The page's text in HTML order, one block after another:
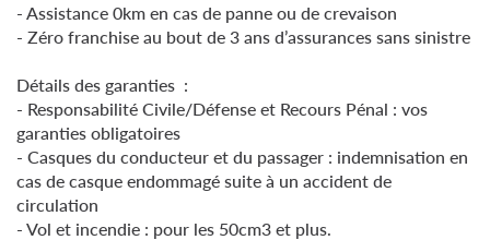
- Assistance 0km en cas de panne ou de crevaison
- Zéro franchise au bout de 3 ans d’assurances sans sinistre
Détails des garanties :
- Responsabilité Civile/Défense et Recours Pénal : vos
garanties obligatoires
- Casques du conducteur et du passager : indemnisation en
cas de casque endommagé suite à un accident de
circulation
- Vol et incendie : pour les 50cm3 et plus.